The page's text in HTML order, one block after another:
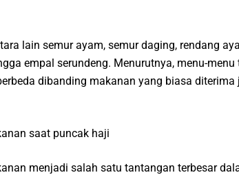
lain semur ayam, semur daging, rendang
empal serundeng. Menurutnya, menu-menu
dibanding makanan yang biasa diterima
saat puncak haji
menjadi salah satu tantangan terbesar